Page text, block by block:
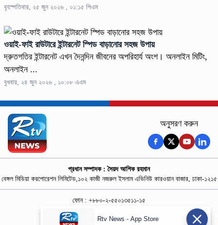
বৃহস্পতিবার, ২৫ জুন ২০২৬ , ০১:১৫ পিএম
ওয়াই-ফাই রাউটারে ইন্টারনেট স্পিড বাড়ানোর সহজ উপায়
দ্রুতগতির ইন্টারনেট এখন দৈনন্দিন জীবনের অপরিহার্য অংশ। অনলাইন মিটিং,
অনলাইন ...
বুধবার, ২৪ জুন ২০২৬ , ১০:০৮ এএম
অনুসরণ করুন
প্রধান সম্পাদক : সৈয়দ আশিক রহমান
বেঙ্গল মিডিয়া করপোরেশন লিমিটেড,১০২ কাজী নজরুল ইসলাম এভিনিউ কারওয়ান বাজার, ঢাকা-১২১৫
ফোন : +৮৮০-২-৫৫০১৩৫১১-১৫
নিউজ রুম : +৮৮০-১৮৭৮১৮৪৩৬৯-৭০
বিজ্ঞাপন :
rtvdigitalad@gmail.com
Rtv News - App Store